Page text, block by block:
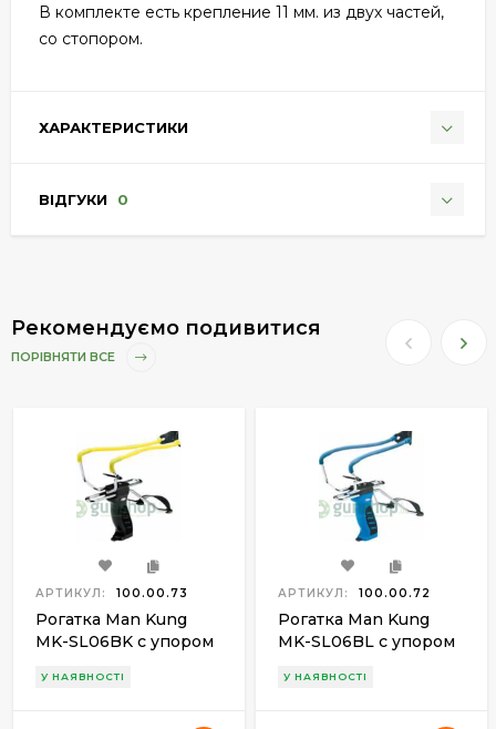
В комплекте есть крепление 11 мм. из двух частей,
со стопором.
ХАРАКТЕРИСТИКИ
ВІДГУКИ 0
Рекомендуємо подивитися
ПОРІВНЯТИ ВСЕ
АРТИКУЛ: 100.00.73
Рогатка Man Kung
MK-SL06BK с упором
+шарики(100шт)
У НАЯВНОСТІ
АРТИКУЛ: 100.00.72
Рогатка Man Kung
MK-SL06BL с упором
У НАЯВНОСТІ